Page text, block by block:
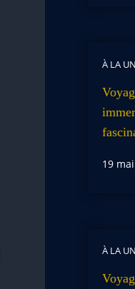
À LA
19
À LA